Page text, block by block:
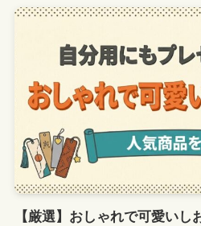
【厳選】おしゃれで可愛い